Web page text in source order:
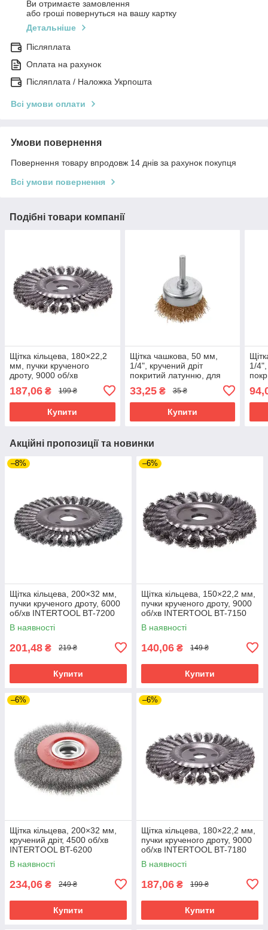
Ви отримаєте замовлення
або гроші повернуться на вашу картку
Детальніше
Післяплата
Оплата на рахунок
Післяплата / Наложка Укрпошта
Всі умови оплати
Умови повернення
Повернення товару впродовж 14 днів за рахунок покупця
Всі умови повернення
Подібні товари компанії
Щітка кільцева, 180×22,2
мм, пучки крученого
дроту, 9000 об/хв
187,06 ₴ 199 ₴
Купити
Щітка чашкова, 50 мм,
1/4", кручений дріт
покритий латунню, для
INTERTOOL BT-9051
33,25₴ 35 ₴
Купити
1/4",
Акційні пропозиції та новинки
–8%
Щітка кільцева, 200×32 мм,
пучки крученого дроту, 6000
об/хв INTERTOOL BT-7200
В наявності
201,48 ₴ 219 ₴
Купити
–6%
Щітка кільцева, 150×22,2 мм,
пучки крученого дроту, 9000
об/хв INTERTOOL BT-7150
В наявності
140,06 ₴ 149 ₴
Купити
–6%
Щітка кільцева, 200×32 мм,
кручений дріт, 4500 об/хв
INTERTOOL BT-6200
В наявності
234,06 ₴ 249 ₴
Купити
–6%
Щітка кільцева, 180×22,2 мм,
пучки крученого дроту, 9000
об/хв INTERTOOL BT-7180
В наявності
187,06 ₴ 199 ₴
Купити